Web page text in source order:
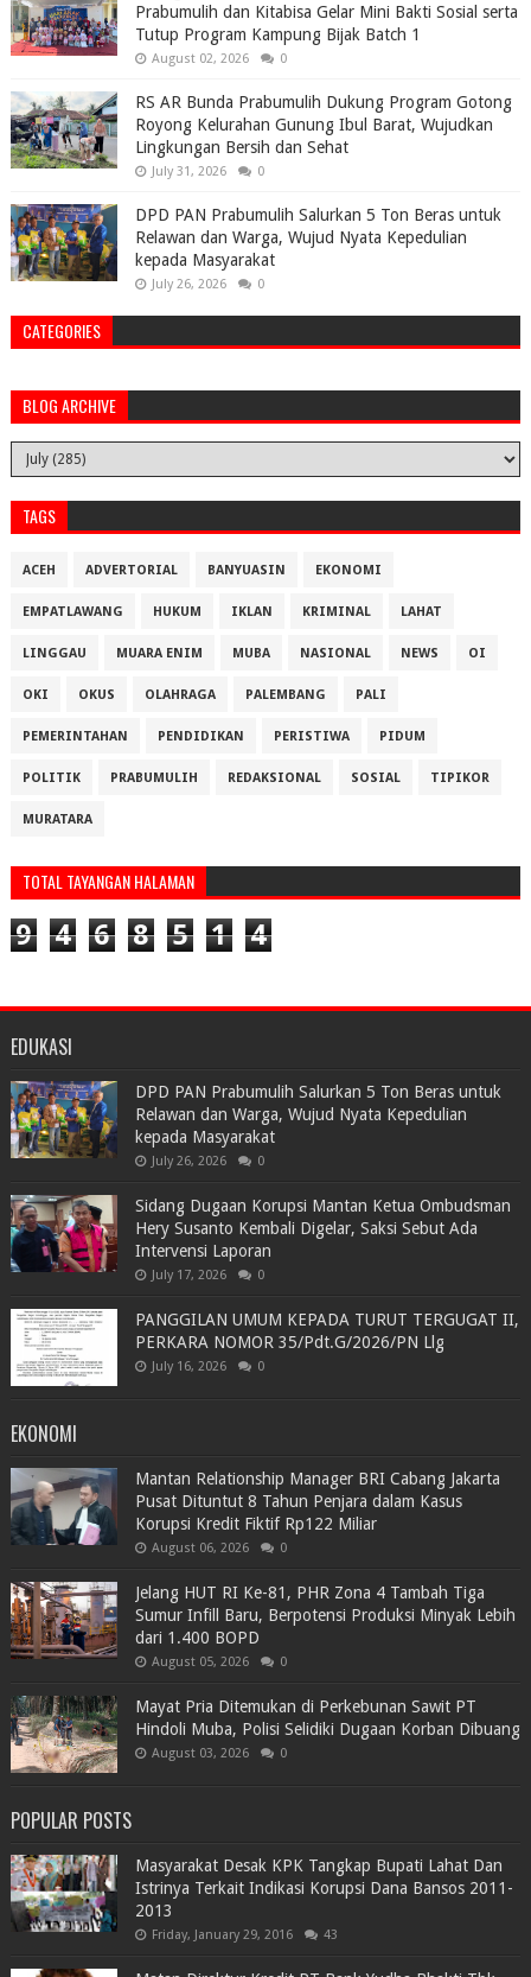
Prabumulih dan Kitabisa Gelar Mini Bakti Sosial serta
Tutup Program Kampung Bijak Batch 1
August 02, 2026 0
RS AR Bunda Prabumulih Dukung Program Gotong
Royong Kelurahan Gunung Ibul Barat, Wujudkan
Lingkungan Bersih dan Sehat
July 31, 2026 0
DPD PAN Prabumulih Salurkan 5 Ton Beras untuk
Relawan dan Warga, Wujud Nyata Kepedulian
kepada Masyarakat
July 26, 2026 0
CATEGORIES
BLOG ARCHIVE
TAGS
ACEH ADVERTORIAL BANYUASIN EKONOMI
EMPATLAWANG HUKUM IKLAN KRIMINAL LAHAT
LINGGAU MUARA ENIM MUBA NASIONAL NEWS OI
OKI OKUS OLAHRAGA PALEMBANG PALI
PEMERINTAHAN PENDIDIKAN PERISTIWA PIDUM
POLITIK PRABUMULIH REDAKSIONAL SOSIAL TIPIKOR
MURATARA
TOTAL TAYANGAN HALAMAN
9 4 6 8 5 1 4
EDUKASI
DPD PAN Prabumulih Salurkan 5 Ton Beras untuk
Relawan dan Warga, Wujud Nyata Kepedulian
kepada Masyarakat
July 26, 2026 0
Sidang Dugaan Korupsi Mantan Ketua Ombudsman
Hery Susanto Kembali Digelar, Saksi Sebut Ada
Intervensi Laporan
July 17, 2026 0
PANGGILAN UMUM KEPADA TURUT TERGUGAT II,
PERKARA NOMOR 35/Pdt.G/2026/PN Llg
July 16, 2026 0
EKONOMI
Mantan Relationship Manager BRI Cabang Jakarta
Pusat Dituntut 8 Tahun Penjara dalam Kasus
Korupsi Kredit Fiktif Rp122 Miliar
August 06, 2026 0
Jelang HUT RI Ke-81, PHR Zona 4 Tambah Tiga
Sumur Infill Baru, Berpotensi Produksi Minyak Lebih
dari 1.400 BOPD
August 05, 2026 0
Mayat Pria Ditemukan di Perkebunan Sawit PT
Hindoli Muba, Polisi Selidiki Dugaan Korban Dibuang
August 03, 2026 0
POPULAR POSTS
Masyarakat Desak KPK Tangkap Bupati Lahat Dan
Istrinya Terkait Indikasi Korupsi Dana Bansos 2011-
2013
Friday, January 29, 2016 43